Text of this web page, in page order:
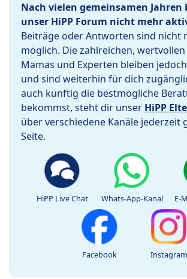
Nach vielen gemeinsamen
unser HiPP Forum nicht mehr
Beiträge oder Antworten sind nicht
möglich. Die zahlreichen,
Mamas und Experten bleiben
und sind weiterhin für dich
auch künftig die bestmögliche
bekommst, steht dir unser HiPP
über verschiedene Kanäle jederzeit
Seite.
HiPP Live Chat Whats-App-Kanal E-
Facebook Instagram